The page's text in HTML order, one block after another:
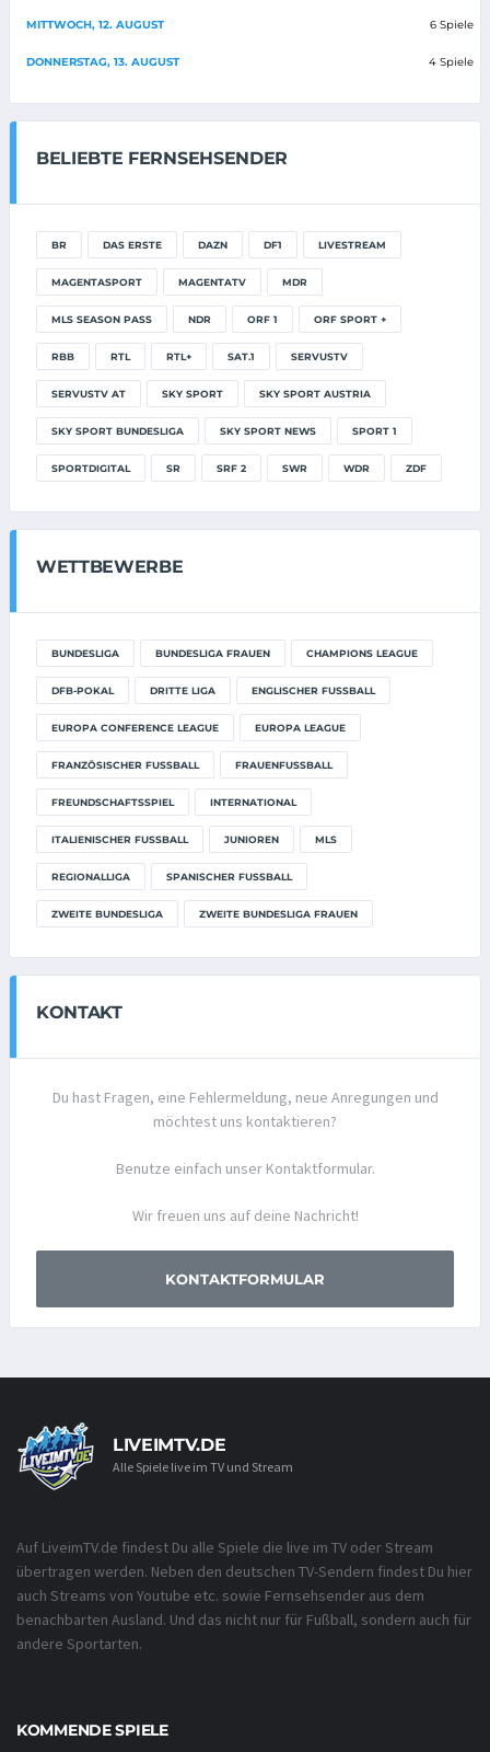
MITTWOCH, 12. AUGUST 6 Spiele
DONNERSTAG, 13. AUGUST 4 Spiele
BELIEBTE FERNSEHSENDER
BR DAS ERSTE DAZN DF1 LIVESTREAM
MAGENTASPORT MAGENTATV MDR
MLS SEASON PASS NDR ORF 1 ORF SPORT +
RBB RTL RTL+ SAT.1 SERVUSTV
SERVUSTV AT SKY SPORT SKY SPORT AUSTRIA
SKY SPORT BUNDESLIGA SKY SPORT NEWS SPORT 1
SPORTDIGITAL SR SRF 2 SWR WDR ZDF
WETTBEWERBE
BUNDESLIGA BUNDESLIGA FRAUEN CHAMPIONS LEAGUE
DFB-POKAL DRITTE LIGA ENGLISCHER FUSSBALL
EUROPA CONFERENCE LEAGUE EUROPA LEAGUE
FRANZÖSISCHER FUSSBALL FRAUENFUSSBALL
FREUNDSCHAFTSSPIEL INTERNATIONAL
ITALIENISCHER FUSSBALL JUNIOREN MLS
REGIONALLIGA SPANISCHER FUSSBALL
ZWEITE BUNDESLIGA ZWEITE BUNDESLIGA FRAUEN
KONTAKT
Du hast Fragen, eine Fehlermeldung, neue Anregungen und
möchtest uns kontaktieren?
Benutze einfach unser Kontaktformular.
Wir freuen uns auf deine Nachricht!
KONTAKTFORMULAR
LIVEIMTV.DE
Alle Spiele live im TV und Stream
Auf LiveimTV.de findest Du alle Spiele die live im TV oder Stream
übertragen werden. Neben den deutschen TV-Sendern findest Du hier
auch Streams von Youtube etc. sowie Fernsehsender aus dem
benachbarten Ausland. Und das nicht nur für Fußball, sondern auch für
andere Sportarten.
KOMMENDE SPIELE